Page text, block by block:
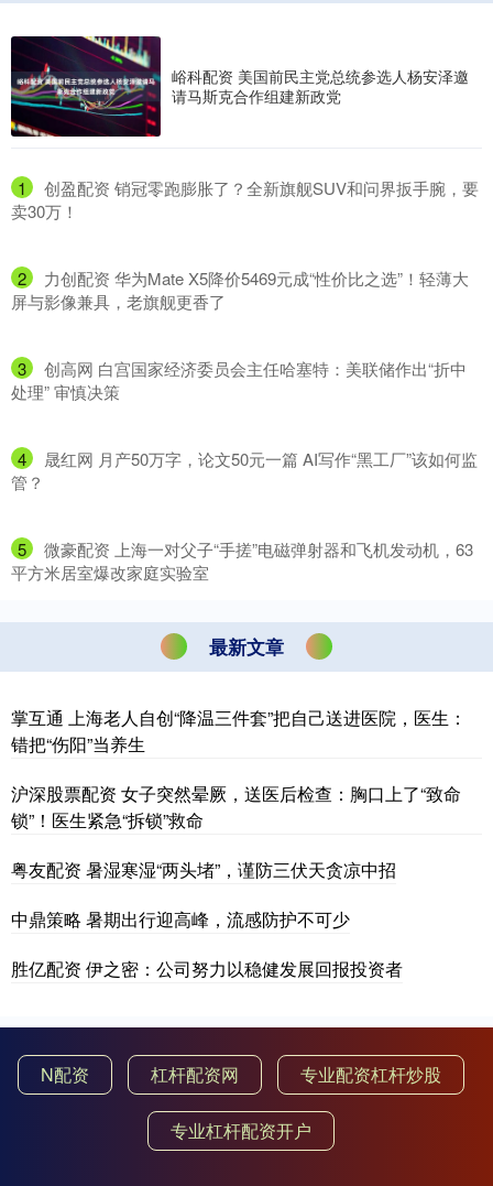
峪科配资 美国前民主党总统参选人杨安泽邀
请马斯克合作组建新政党
1
​创盈配资 销冠零跑膨胀了？全新旗舰SUV和问界扳手腕，要
卖30万！
2
​力创配资 华为Mate X5降价5469元成“性价比之选”！轻薄大
屏与影像兼具，老旗舰更香了
3
​创高网 白宫国家经济委员会主任哈塞特：美联储作出“折中
处理” 审慎决策
4
​晟红网 月产50万字，论文50元一篇 AI写作“黑工厂”该如何监
管？
5
​微豪配资 上海一对父子“手搓”电磁弹射器和飞机发动机，63
平方米居室爆改家庭实验室
最新文章
掌互通 上海老人自创“降温三件套”把自己送进医院，医生：
错把“伤阳”当养生
沪深股票配资 女子突然晕厥，送医后检查：胸口上了“致命
锁”！医生紧急“拆锁”救命
粤友配资 暑湿寒湿“两头堵”，谨防三伏天贪凉中招
中鼎策略 暑期出行迎高峰，流感防护不可少
胜亿配资 伊之密：公司努力以稳健发展回报投资者
N配资 杠杆配资网 专业配资杠杆炒股
专业杠杆配资开户